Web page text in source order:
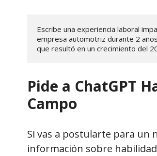
Escribe una experiencia laboral
empresa automotriz durante 2
que resultó en un crecimiento del
Pide a ChatGPT
Campo
Si vas a postularte para un
información sobre